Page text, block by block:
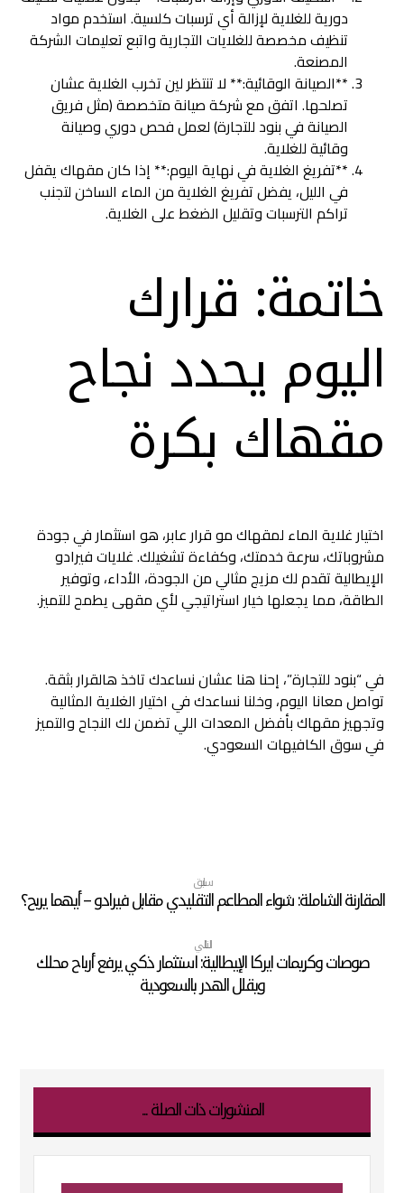
دورية للغلاية لإزالة أي ترسبات كلسية. استخدم مواد
تنظيف مخصصة للغلايات التجارية واتبع تعليمات الشركة
المصنعة.
**الصيانة الوقائية:** لا تنتظر لين تخرب الغلاية عشان
تصلحها. اتفق مع شركة صيانة متخصصة (مثل فريق
الصيانة في بنود للتجارة) لعمل فحص دوري وصيانة
وقائية للغلاية.
**تفريغ الغلاية في نهاية اليوم:** إذا كان مقهاك يقفل
في الليل، يفضل تفريغ الغلاية من الماء الساخن لتجنب
تراكم الترسبات وتقليل الضغط على الغلاية.
خاتمة: قرارك
اليوم يحدد نجاح
مقهاك بكرة
اختيار غلاية الماء لمقهاك مو قرار عابر، هو استثمار في جودة
مشروباتك، سرعة خدمتك، وكفاءة تشغيلك. غلايات فيرادو
الإيطالية تقدم لك مزيج مثالي من الجودة، الأداء، وتوفير
الطاقة، مما يجعلها خيار استراتيجي لأي مقهى يطمح للتميز.
في “بنود للتجارة”، إحنا هنا عشان نساعدك تاخذ هالقرار بثقة.
تواصل معانا اليوم، وخلنا نساعدك في اختيار الغلاية المثالية
وتجهيز مقهاك بأفضل المعدات اللي تضمن لك النجاح والتميز
في سوق الكافيهات السعودي.
سابق
المقارنة الشاملة: شواء المطاعم التقليدي مقابل فيرادو – أيهما يربح؟
التالي
صوصات وكريمات ايركا الإيطالية: استثمار ذكي يرفع أرباح محلك
ويقلل الهدر بالسعودية
المنشورات ذات الصلة ...